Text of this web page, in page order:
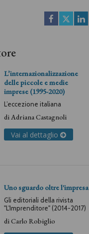
L’internazionalizzazione
delle piccole e medie
imprese (1995-2020)
L’eccezione italiana
diAdriana Castagnoli
Vai al dettaglio
Uno sguardo oltre l'impresa
Gli editoriali della rivista
"L'Imprenditore" (2014-2017)
diCarlo Robiglio